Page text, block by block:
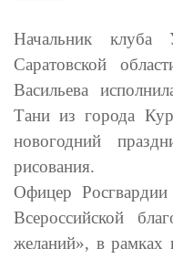
Начальник клуба
Саратовской
Васильева
Тани из города
новогодний
рисования.
Офицер
Всероссийской
желаний», в рамках